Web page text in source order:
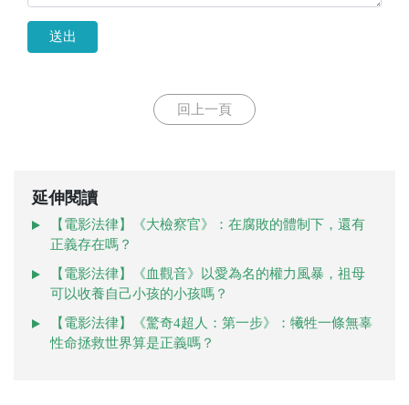
送出
回上一頁
延伸閱讀
【電影法律】《大檢察官》：在腐敗的體制下，還有
正義存在嗎？
【電影法律】《血觀音》以愛為名的權力風暴，祖母
可以收養自己小孩的小孩嗎？
【電影法律】《驚奇4超人：第一步》：犧牲一條無辜
性命拯救世界算是正義嗎？